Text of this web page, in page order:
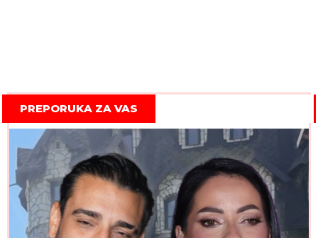
PREPORUKA ZA VAS